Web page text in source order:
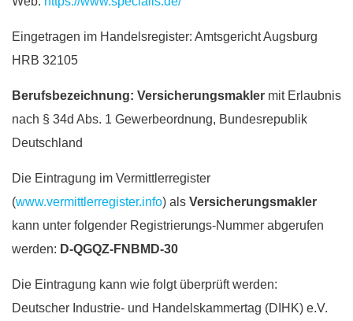
Eingetragen im Handelsregister: Amtsgericht Augsburg
HRB 32105
Berufsbezeichnung: Versicherungsmakler mit Erlaubnis
nach § 34d Abs. 1 Gewerbeordnung, Bundesrepublik
Deutschland
Die Eintragung im Vermittlerregister
(www.vermittlerregister.info) als Versicherungsmakler
kann unter folgender Registrierungs-Nummer abgerufen
werden: D-QGQZ-FNBMD-30
Die Eintragung kann wie folgt überprüft werden:
Deutscher Industrie- und Handelskammertag (DIHK) e.V.